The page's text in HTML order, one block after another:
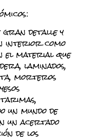
gran detalle y
interior como
el material que
laminados,
morteros
un mundo de
un acertado
de los